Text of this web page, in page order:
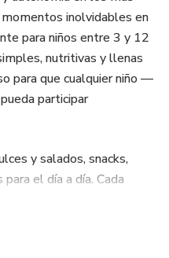
inolvidables en
para niños entre 3 y 12
nutritivas y llenas
para que cualquier niño —
participar
y salados, snacks,
el día a día. Cada